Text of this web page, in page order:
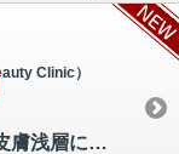
【24,800円】≪専用機器で有効成分を皮膚浅層に均一に注入◎コラーゲン生成…